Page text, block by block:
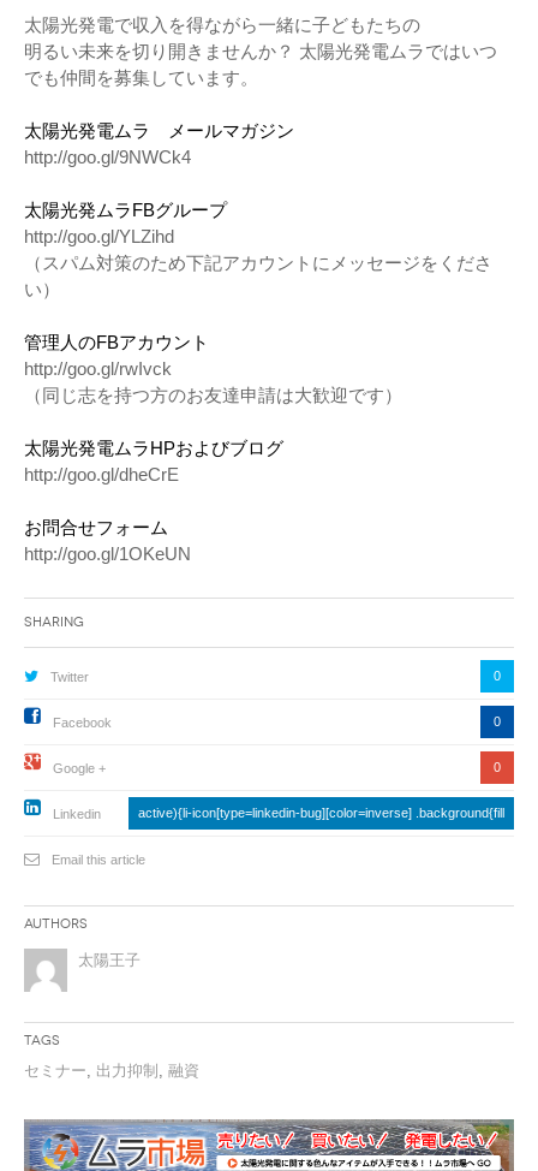
太陽光発電で収入を得ながら一緒に子どもたちの
明るい未来を切り開きませんか？ 太陽光発電ムラではいつ
でも仲間を募集しています。
太陽光発電ムラ メールマガジン
http://goo.gl/9NWCk4
太陽光発ムラFBグループ
http://goo.gl/YLZihd
（スパム対策のため下記アカウントにメッセージをくださ
い）
管理人のFBアカウント
http://goo.gl/rwIvck
（同じ志を持つ方のお友達申請は大歓迎です）
太陽光発電ムラHPおよびブログ
http://goo.gl/dheCrE
お問合せフォーム
http://goo.gl/1OKeUN
Sharing
Twitter 0
Facebook 0
Google + 0
Linkedin active){li-icon[type=linkedin-bug][color=inverse] .background{fill
Email this article
Authors
太陽王子
Tags
セミナー 出力抑制 融資